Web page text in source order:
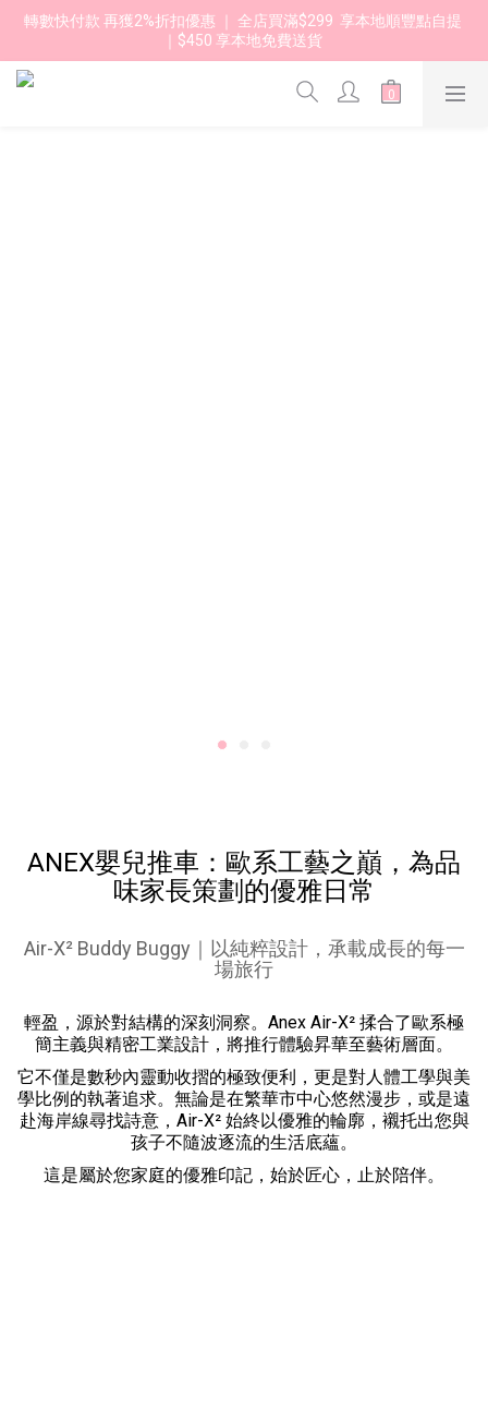
轉數快付款 再獲2%折扣優惠 ｜ 全店買滿$299  享本地順豐點自提
｜$450 享本地免費送貨
ANEX嬰兒推車：歐系工藝之巔，為品
味家長策劃的優雅日常
Air-X² Buddy Buggy｜以純粹設計，承載成長的每一
場旅行
輕盈，源於對結構的深刻洞察。Anex Air-X² 揉合了歐系極
簡主義與精密工業設計，將推行體驗昇華至藝術層面。
它不僅是數秒內靈動收摺的極致便利，更是對人體工學與美
學比例的執著追求。無論是在繁華市中心悠然漫步，或是遠
赴海岸線尋找詩意，Air-X² 始終以優雅的輪廓，襯托出您與
孩子不隨波逐流的生活底蘊。
這是屬於您家庭的優雅印記，始於匠心，止於陪伴。